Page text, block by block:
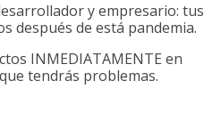
y empresario: tus
después de está pandemia.
INMEDIATAMENTE en
tendrás problemas.